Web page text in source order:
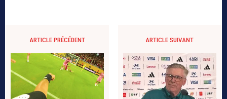
ARTICLE PRÉCÉDENT ARTICLE SUIVANT